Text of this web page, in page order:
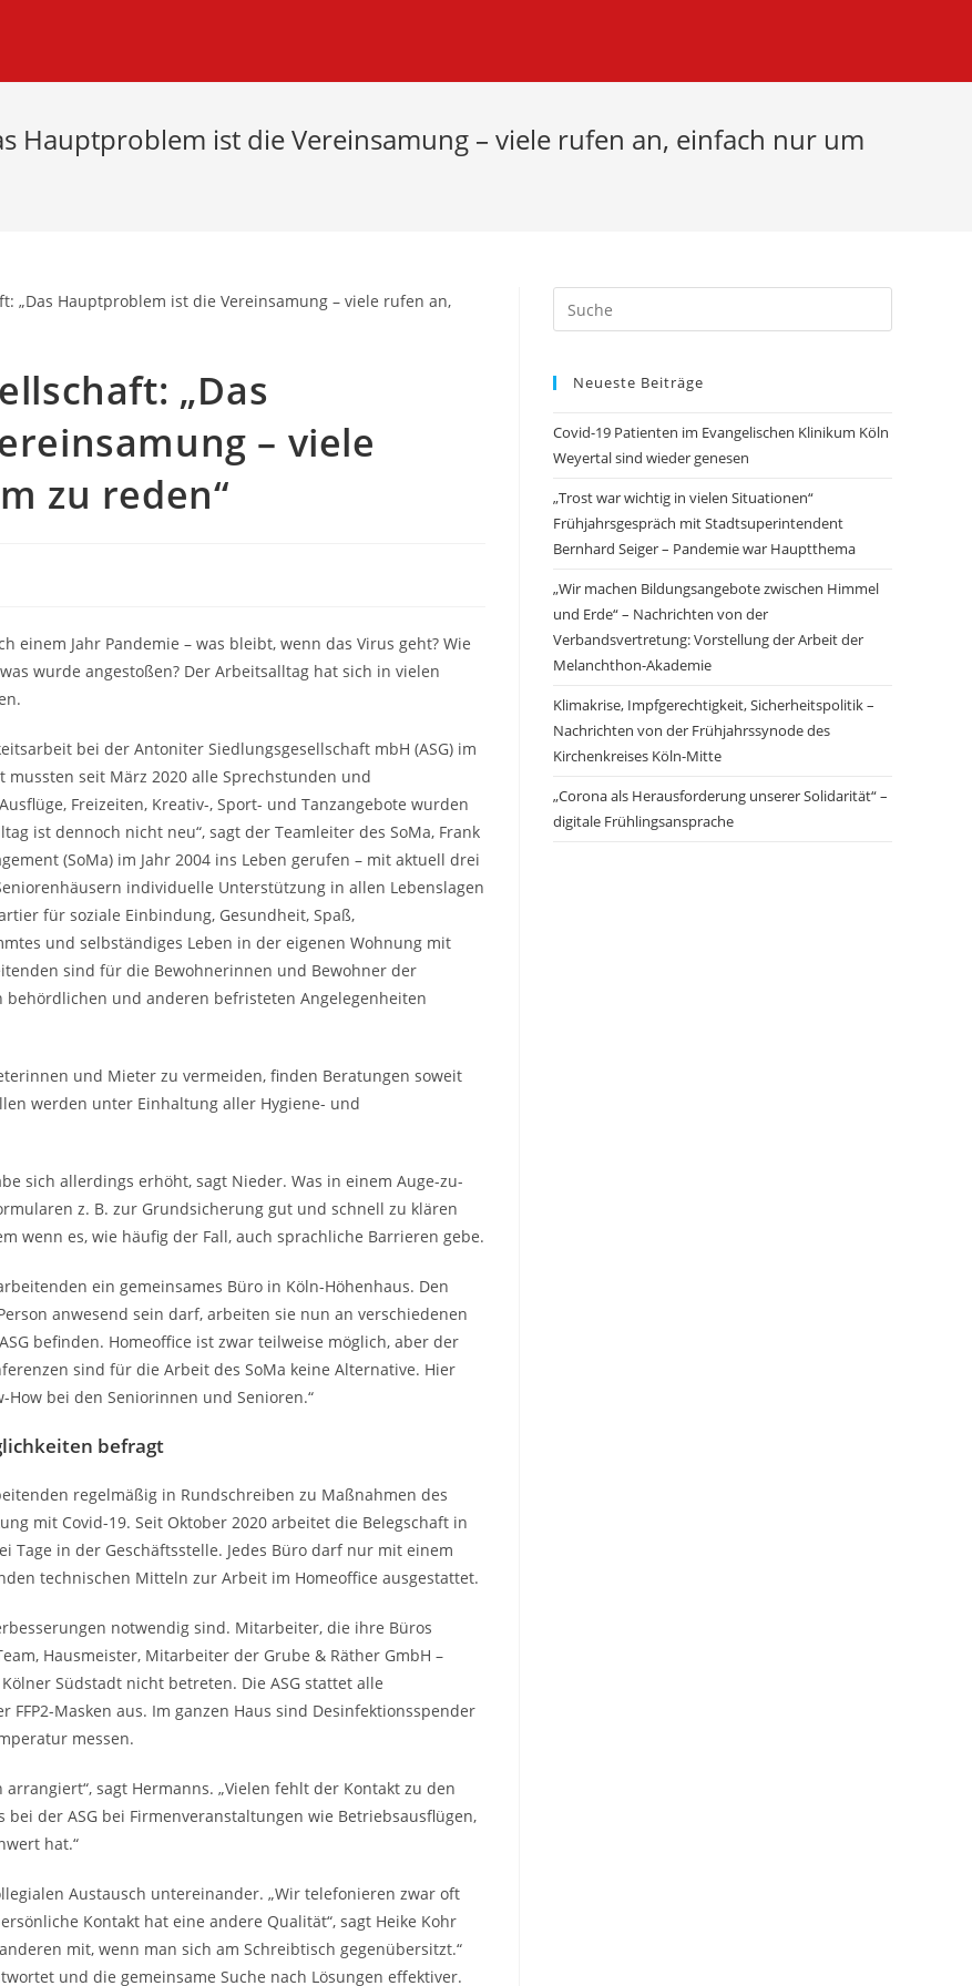
Hauptproblem ist die Vereinsamung – viele rufen an, einfach nur um
„Das
– viele
zu reden“
Jahr Pandemie – was bleibt, wenn das Virus geht? Wie
wurde angestoßen? Der Arbeitsalltag hat sich in vielen
bei der Antoniter Siedlungsgesellschaft mbH (ASG) im
mussten seit März 2020 alle Sprechstunden und
Freizeiten, Kreativ-, Sport- und Tanzangebote wurden
ist dennoch nicht neu“, sagt der Teamleiter des SoMa, Frank
(SoMa) im Jahr 2004 ins Leben gerufen – mit aktuell drei
individuelle Unterstützung in allen Lebenslagen
für soziale Einbindung, Gesundheit, Spaß,
und selbständiges Leben in der eigenen Wohnung mit
sind für die Bewohnerinnen und Bewohner der
behördlichen und anderen befristeten Angelegenheiten
und Mieter zu vermeiden, finden Beratungen soweit
werden unter Einhaltung aller Hygiene- und
sich allerdings erhöht, sagt Nieder. Was in einem Auge-zu-
z. B. zur Grundsicherung gut und schnell zu klären
wenn es, wie häufig der Fall, auch sprachliche Barrieren gebe.
ein gemeinsames Büro in Köln-Höhenhaus. Den
anwesend sein darf, arbeiten sie nun an verschiedenen
befinden. Homeoffice ist zwar teilweise möglich, aber der
sind für die Arbeit des SoMa keine Alternative. Hier
bei den Seniorinnen und Senioren.“
befragt
regelmäßig in Rundschreiben zu Maßnahmen des
mit Covid-19. Seit Oktober 2020 arbeitet die Belegschaft in
Tage in der Geschäftsstelle. Jedes Büro darf nur mit einem
technischen Mitteln zur Arbeit im Homeoffice ausgestattet.
notwendig sind. Mitarbeiter, die ihre Büros
Hausmeister, Mitarbeiter der Grube & Räther GmbH –
Südstadt nicht betreten. Die ASG stattet alle
Masken aus. Im ganzen Haus sind Desinfektionsspender
messen.
sagt Hermanns. „Vielen fehlt der Kontakt zu den
der ASG bei Firmenveranstaltungen wie Betriebsausflügen,
hat.“
Austausch untereinander. „Wir telefonieren zwar oft
Kontakt hat eine andere Qualität“, sagt Heike Kohr
mit, wenn man sich am Schreibtisch gegenübersitzt.“
und die gemeinsame Suche nach Lösungen effektiver.
Neueste Beiträge
Covid-19 Patienten im Evangelischen Klinikum Köln
Weyertal sind wieder genesen
„Trost war wichtig in vielen Situationen“
Frühjahrsgespräch mit Stadtsuperintendent
Bernhard Seiger – Pandemie war Hauptthema
„Wir machen Bildungsangebote zwischen Himmel
und Erde“ – Nachrichten von der
Verbandsvertretung: Vorstellung der Arbeit der
Melanchthon-Akademie
Klimakrise, Impfgerechtigkeit, Sicherheitspolitik –
Nachrichten von der Frühjahrssynode des
Kirchenkreises Köln-Mitte
„Corona als Herausforderung unserer Solidarität“ –
digitale Frühlingsansprache